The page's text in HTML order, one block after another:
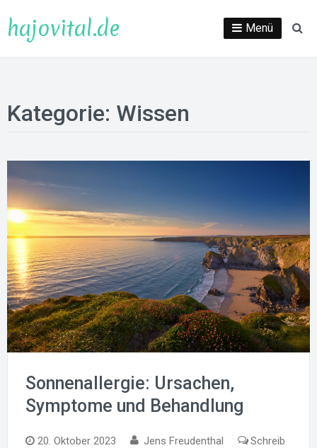
zumhajovital.de Menü
Kategorie: Wissen
Sonnenallergie: Ursachen,
Symptome und Behandlung
20. Oktober 2023 Jens Freudenthal
Schreib